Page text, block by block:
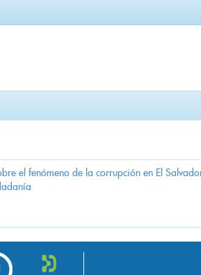
el fenómeno de la corrupción en El